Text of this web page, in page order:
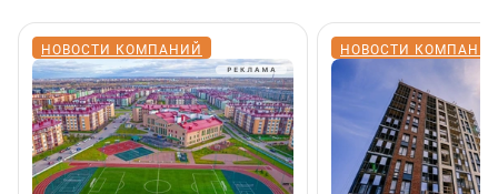
НОВОСТИ КОМПАНИЙ НОВОСТИ